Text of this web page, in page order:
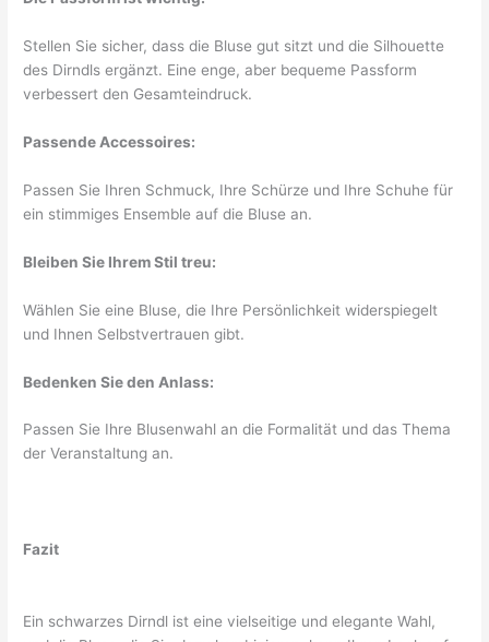
Stellen Sie sicher, dass die Bluse gut sitzt und die Silhouette
des Dirndls ergänzt. Eine enge, aber bequeme Passform
verbessert den Gesamteindruck.
Passende Accessoires:
Passen Sie Ihren Schmuck, Ihre Schürze und Ihre Schuhe für
ein stimmiges Ensemble auf die Bluse an.
Bleiben Sie Ihrem Stil treu:
Wählen Sie eine Bluse, die Ihre Persönlichkeit widerspiegelt
und Ihnen Selbstvertrauen gibt.
Bedenken Sie den Anlass:
Passen Sie Ihre Blusenwahl an die Formalität und das Thema
der Veranstaltung an.
Fazit
Ein schwarzes Dirndl ist eine vielseitige und elegante Wahl,